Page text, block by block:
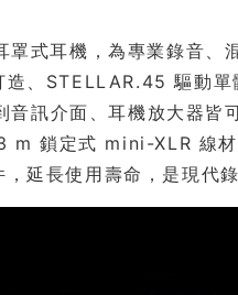
耳機，為專業錄音、
造、STELLAR.45 驅動
訊介面、耳機放大器皆
m 鎖定式 mini-XLR 線
延長使用壽命，是現代